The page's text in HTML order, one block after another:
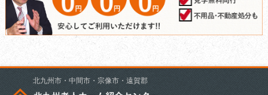
北九州市・中間市・宗像市・遠賀郡